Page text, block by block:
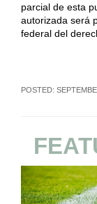
parcial de esta
autorizada será
federal del
POSTED: